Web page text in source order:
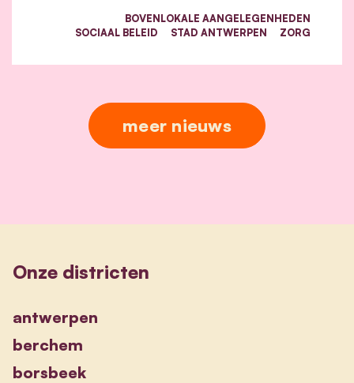
BOVENLOKALE AANGELEGENHEDEN
SOCIAAL BELEID
STAD ANTWERPEN ZORG
meer nieuws
Onze districten
antwerpen
berchem
borsbeek